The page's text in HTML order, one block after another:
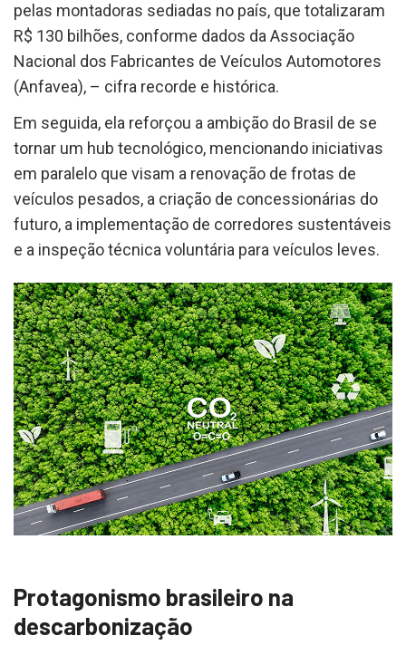
pelas montadoras sediadas no país, que totalizaram
R$ 130 bilhões, conforme dados da Associação
Nacional dos Fabricantes de Veículos Automotores
(Anfavea), – cifra recorde e histórica.
Em seguida, ela reforçou a ambição do Brasil de se
tornar um hub tecnológico, mencionando iniciativas
em paralelo que visam a renovação de frotas de
veículos pesados, a criação de concessionárias do
futuro, a implementação de corredores sustentáveis
e a inspeção técnica voluntária para veículos leves.
Protagonismo brasileiro na
descarbonização